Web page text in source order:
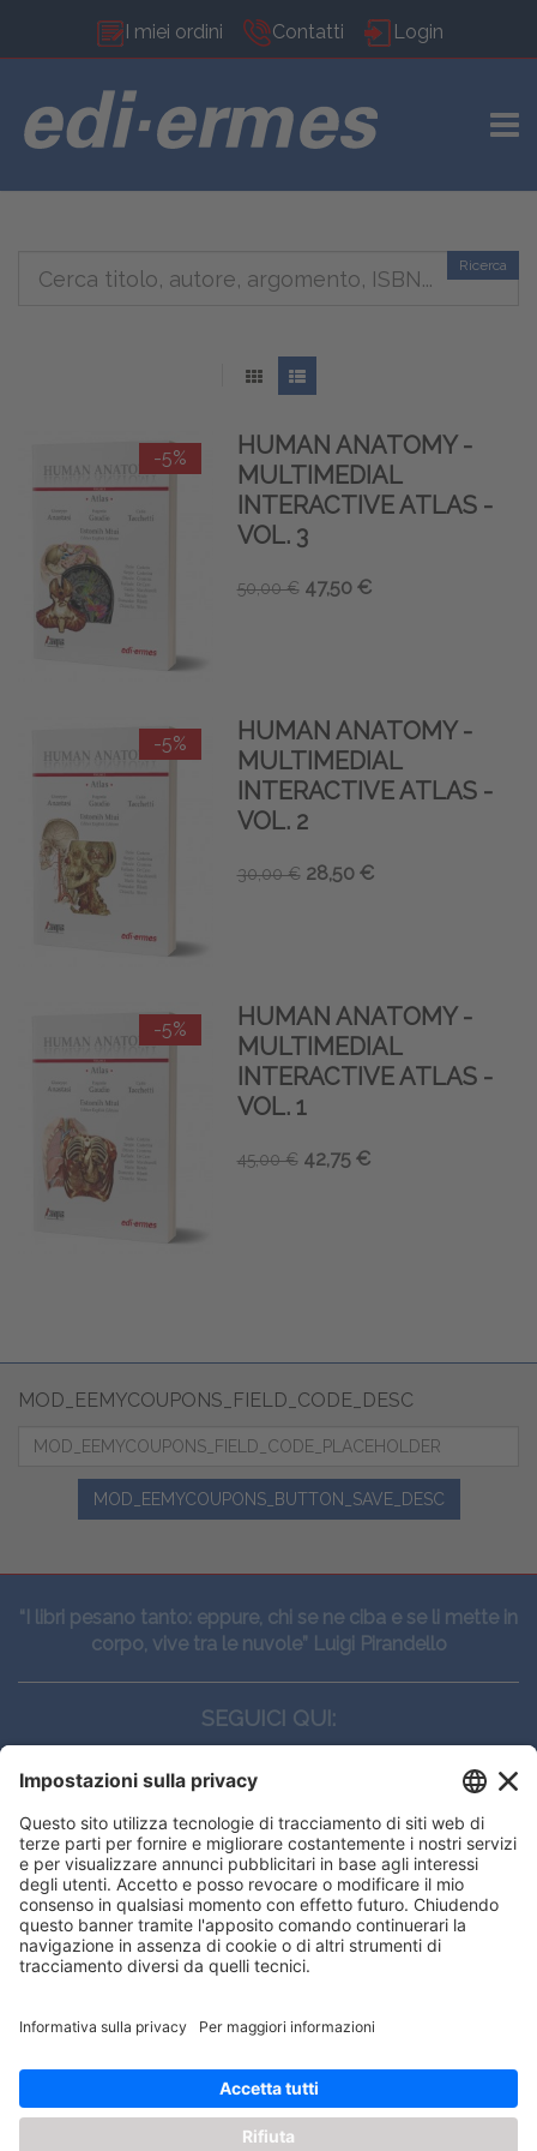
I miei ordini Contatti Login
Ricerca
-5%
HUMAN ANATOMY -
MULTIMEDIAL
INTERACTIVE ATLAS -
VOL. 3
50,00 € 47,50 €
-5%
HUMAN ANATOMY -
MULTIMEDIAL
INTERACTIVE ATLAS -
VOL. 2
30,00 € 28,50 €
-5%
HUMAN ANATOMY -
MULTIMEDIAL
INTERACTIVE ATLAS -
VOL. 1
45,00 € 42,75 €
you get the best experience on our
Got it!
MOD_EEMYCOUPONS_FIELD_CODE_DESC
MOD_EEMYCOUPONS_BUTTON_SAVE_DESC
“I libri pesano tanto: eppure, chi se ne ciba e se li mette in
corpo, vive tra le nuvole” Luigi Pirandello
SEGUICI QUI:
CONTATTI
Edi.Ermes srl
Viale E. Forlanini, 21 - 20134, Milano
(+39)027021121
E-mail:eeinfo@eenet.it
ORARI
Lunedì — Giovedì: - 08:30 - 13:00 – 14:00 - 17:30
Venerdì: - 08:30 - 13:00 – 14:00 - 16:00